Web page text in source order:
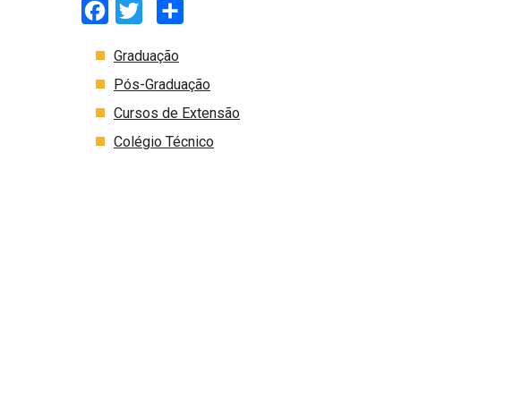
Facebook
Twitter
Graduação
Pós-Graduação
Cursos de Extensão
Colégio Técnico